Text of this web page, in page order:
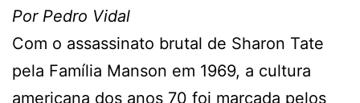
Por Pedro Vidal
Com o assassinato brutal de Sharon Tate
pela Família Manson em 1969, a cultura
americana dos anos 70 foi marcada pelos